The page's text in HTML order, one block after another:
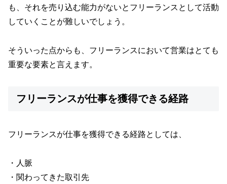
も、それを売り込む能力がないとフリーランスとして活動
していくことが難しいでしょう。
そういった点からも、フリーランスにおいて営業はとても
重要な要素と言えます。
フリーランスが仕事を獲得できる経路
フリーランスが仕事を獲得できる経路としては、
・人脈
・関わってきた取引先